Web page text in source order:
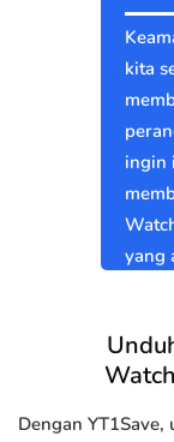
kita
ingin
yang
Dengan